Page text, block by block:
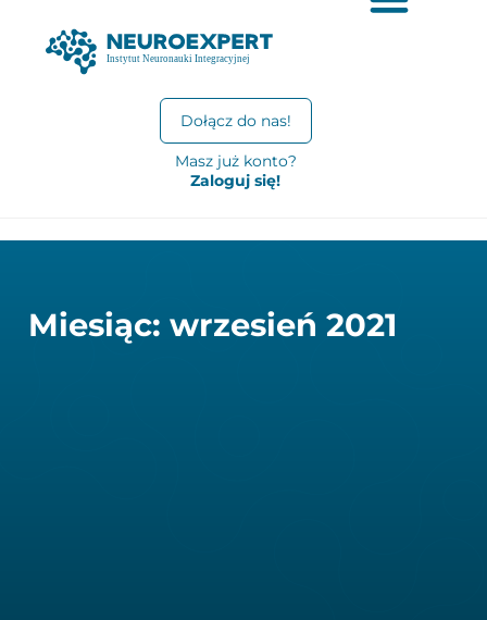
Dołącz do nas!
Masz już konto?
Zaloguj się!
Miesiąc: wrzesień 2021